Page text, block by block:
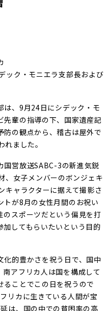
ック・モニエラ支部長および
、9月24日にシデック・モ
先輩の指導の下、国家遺産記
の観点から、稽古は屋外で
ました。
営放送SABC-3の新進気鋭
、女子メンバーのボンジェキ
キャラクターに据えて撮影さ
トが8月の女性月間のお祝い
のスポーツだという偏見を打
してもらいたいという目的
的豊かさを祝う日で、国中
アフリカ人は国を構成して
ることでこの日を祝うので
リカに生きている人間が宝
は、国の中での貧困率の高